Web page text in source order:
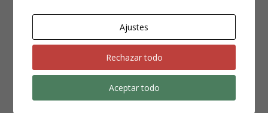
Ajustes
Rechazar todo
Aceptar todo